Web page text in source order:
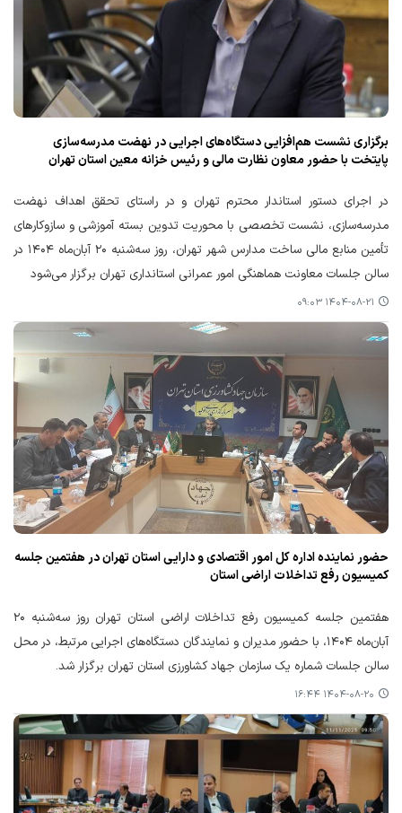
برگزاری نشست هم‌افزایی دستگاه‌های اجرایی در نهضت مدرسه‌سازی
پایتخت با حضور معاون نظارت مالی و رئیس خزانه معین استان تهران
در اجرای دستور استاندار محترم تهران و در راستای تحقق اهداف نهضت
مدرسه‌سازی، نشست تخصصی با محوریت تدوین بسته آموزشی و سازوکارهای
تأمین منابع مالی ساخت مدارس شهر تهران، روز سه‌شنبه ۲۰ آبان‌ماه ۱۴۰۴ در
سالن جلسات معاونت هماهنگی امور عمرانی استانداری تهران برگزار می‌شود
۱۴۰۴-۰۸-۲۱ ۰۹:۰۳
حضور نماینده اداره کل امور اقتصادی و دارایی استان تهران در هفتمین جلسه
کمیسیون رفع تداخلات اراضی استان
هفتمین جلسه کمیسیون رفع تداخلات اراضی استان تهران روز سه‌شنبه ۲۰
آبان‌ماه ۱۴۰۴، با حضور مدیران و نمایندگان دستگاه‌های اجرایی مرتبط، در محل
سالن جلسات شماره یک سازمان جهاد کشاورزی استان تهران برگزار شد.
۱۴۰۴-۰۸-۲۰ ۱۶:۴۴